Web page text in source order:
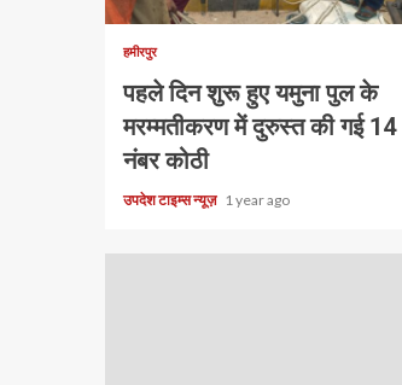
हमीरपुर
पहले दिन शुरू हुए यमुना पुल के
मरम्मतीकरण में दुरुस्त की गई 14
नंबर कोठी
उपदेश टाइम्स न्यूज़ 1 year ago